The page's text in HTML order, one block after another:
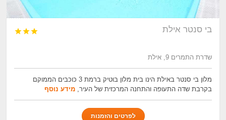
בי סנטר אילת 


שדרת התמרים 9, אילת
מלון בי סנטר באילת הינו בית מלון בוטיק ברמת 3 כוכבים הממוקם
בקרבת שדה התעופה והתחנה המרכזית של העיר,מידע נוסף
לפרטים והזמנות